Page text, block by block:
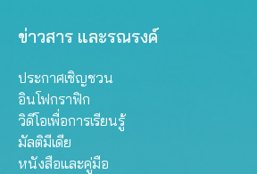
ข่าวสาร และรณรงค์
ประกาศเชิญชวน
อินโฟกราฟิก
วิดีโอเพื่อการเรียนรู้
มัลติมีเดีย
หนังสือและคู่มือ